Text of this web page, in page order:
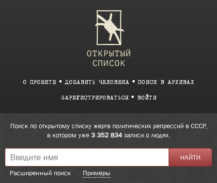
О ПРОЕКТЕ ДОБАВИТЬ ЧЕЛОВЕКА ПОИСК В АРХИВАХ
ЗАРЕГИСТРИРОВАТЬСЯ ВОЙТИ
Поиск по открытому списку жертв политических репрессий в СССР,
в котором уже 3 352 834записи о людях.
Расширенный поиск Примеры